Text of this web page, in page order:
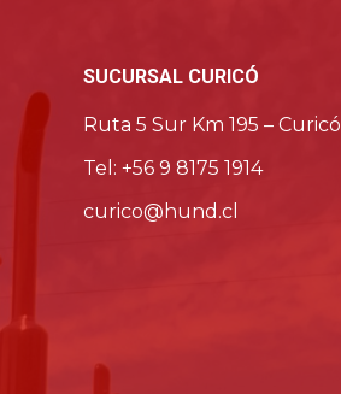
SUCURSAL CURICÓ
Ruta 5 Sur Km 195 – Curicó
Tel: +56 9 8175 1914
curico@hund.cl